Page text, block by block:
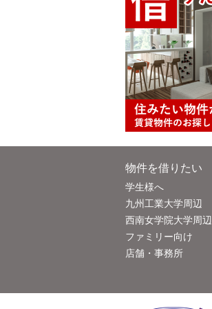
物件を借りたい
学生様へ
九州工業大学周辺
西南女学院大学周辺
ファミリー向け
店舗・事務所